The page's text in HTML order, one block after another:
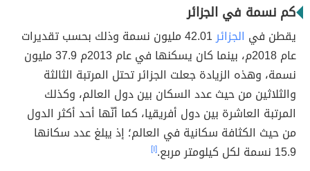
كم نسمة في الجزائر
يقطن في الجزائر
42.01 مليون نسمة وذلك بحسب تقديرات
عام 2018م، بينما كان يسكنها في عام 2013م 37.9 مليون
نسمة، وهذه الزيادة جعلت الجزائر تحتل المرتبة الثالثة
والثلاثين من حيث عدد السكان بين دول العالم، وكذلك
المرتبة العاشرة بين دول أفريقيا، كما أنّها أحد أكثر الدول
من حيث الكثافة سكانية في العالم؛ إذ يبلغ عدد سكانها
15.9 نسمة لكل كيلومتر مربع.
[١]